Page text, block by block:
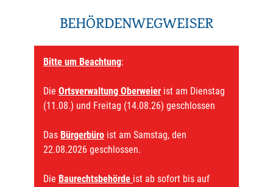
BEHÖRDENWEGWEISER
Bitte um Beachtung:
Die Ortsverwaltung Oberweier ist am Dienstag
(11.08.) und Freitag (14.08.26) geschlossen
Das Bürgerbüro ist am Samstag, den
22.08.2026 geschlossen.
Die Baurechtsbehörde ist ab sofort bis auf